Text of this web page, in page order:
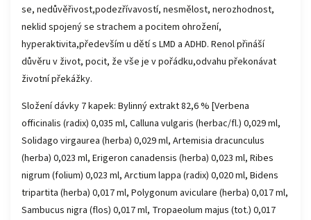
se, nedůvěřivost,podezřívavostí, nesmělost, nerozhodnost,
neklid spojený se strachem a pocitem ohrožení,
hyperaktivita,především u dětí s LMD a ADHD. Renol přináší
důvěru v život, pocit, že vše je v pořádku,odvahu překonávat
životní překážky.
Složení dávky 7 kapek: Bylinný extrakt 82,6 % [Verbena
officinalis (radix) 0,035 ml, Calluna vulgaris (herbac/fl.) 0,029 ml,
Solidago virgaurea (herba) 0,029 ml, Artemisia dracunculus
(herba) 0,023 ml, Erigeron canadensis (herba) 0,023 ml, Ribes
nigrum (folium) 0,023 ml, Arctium lappa (radix) 0,020 ml, Bidens
tripartita (herba) 0,017 ml, Polygonum aviculare (herba) 0,017 ml,
Sambucus nigra (flos) 0,017 ml, Tropaeolum majus (tot.) 0,017